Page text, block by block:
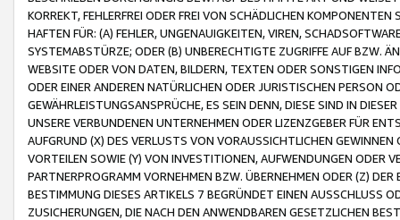
KORREKT, FEHLERFREI ODER FREI VON SCHÄDLICHEN
HAFTEN FÜR: (A) FEHLER, UNGENAUIGKEITEN, VIREN,
SYSTEMABSTÜRZE; ODER (B) UNBERECHTIGTE ZUGRIFFE AUF BZW.
WEBSITE ODER VON DATEN, BILDERN, TEXTEN ODER SONSTIGEN
ODER EINER ANDEREN NATÜRLICHEN ODER JURISTISCHEN PERSON
GEWÄHRLEISTUNGSANSPRÜCHE, ES SEIN DENN, DIESE SIND IN
UNSERE VERBUNDENEN UNTERNEHMEN ODER LIZENZGEBER FÜR
AUFGRUND (X) DES VERLUSTS VON VORAUSSICHTLICHEN
VORTEILEN SOWIE (Y) VON INVESTITIONEN, AUFWENDUNGEN ODER
PARTNERPROGRAMM VORNEHMEN BZW. ÜBERNEHMEN ODER (Z)
BESTIMMUNG DIESES ARTIKELS 7 BEGRÜNDET EINEN AUSSCHLUSS
ZUSICHERUNGEN, DIE NACH DEN ANWENDBAREN GESETZLICHEN